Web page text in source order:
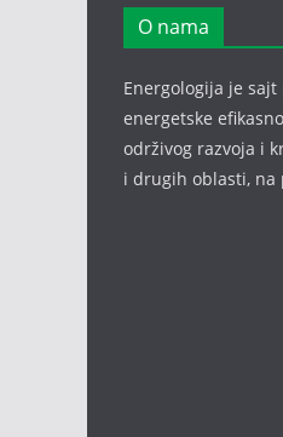
O nama
Energologija je
energetske
održivog razvoja i
i drugih oblasti, na